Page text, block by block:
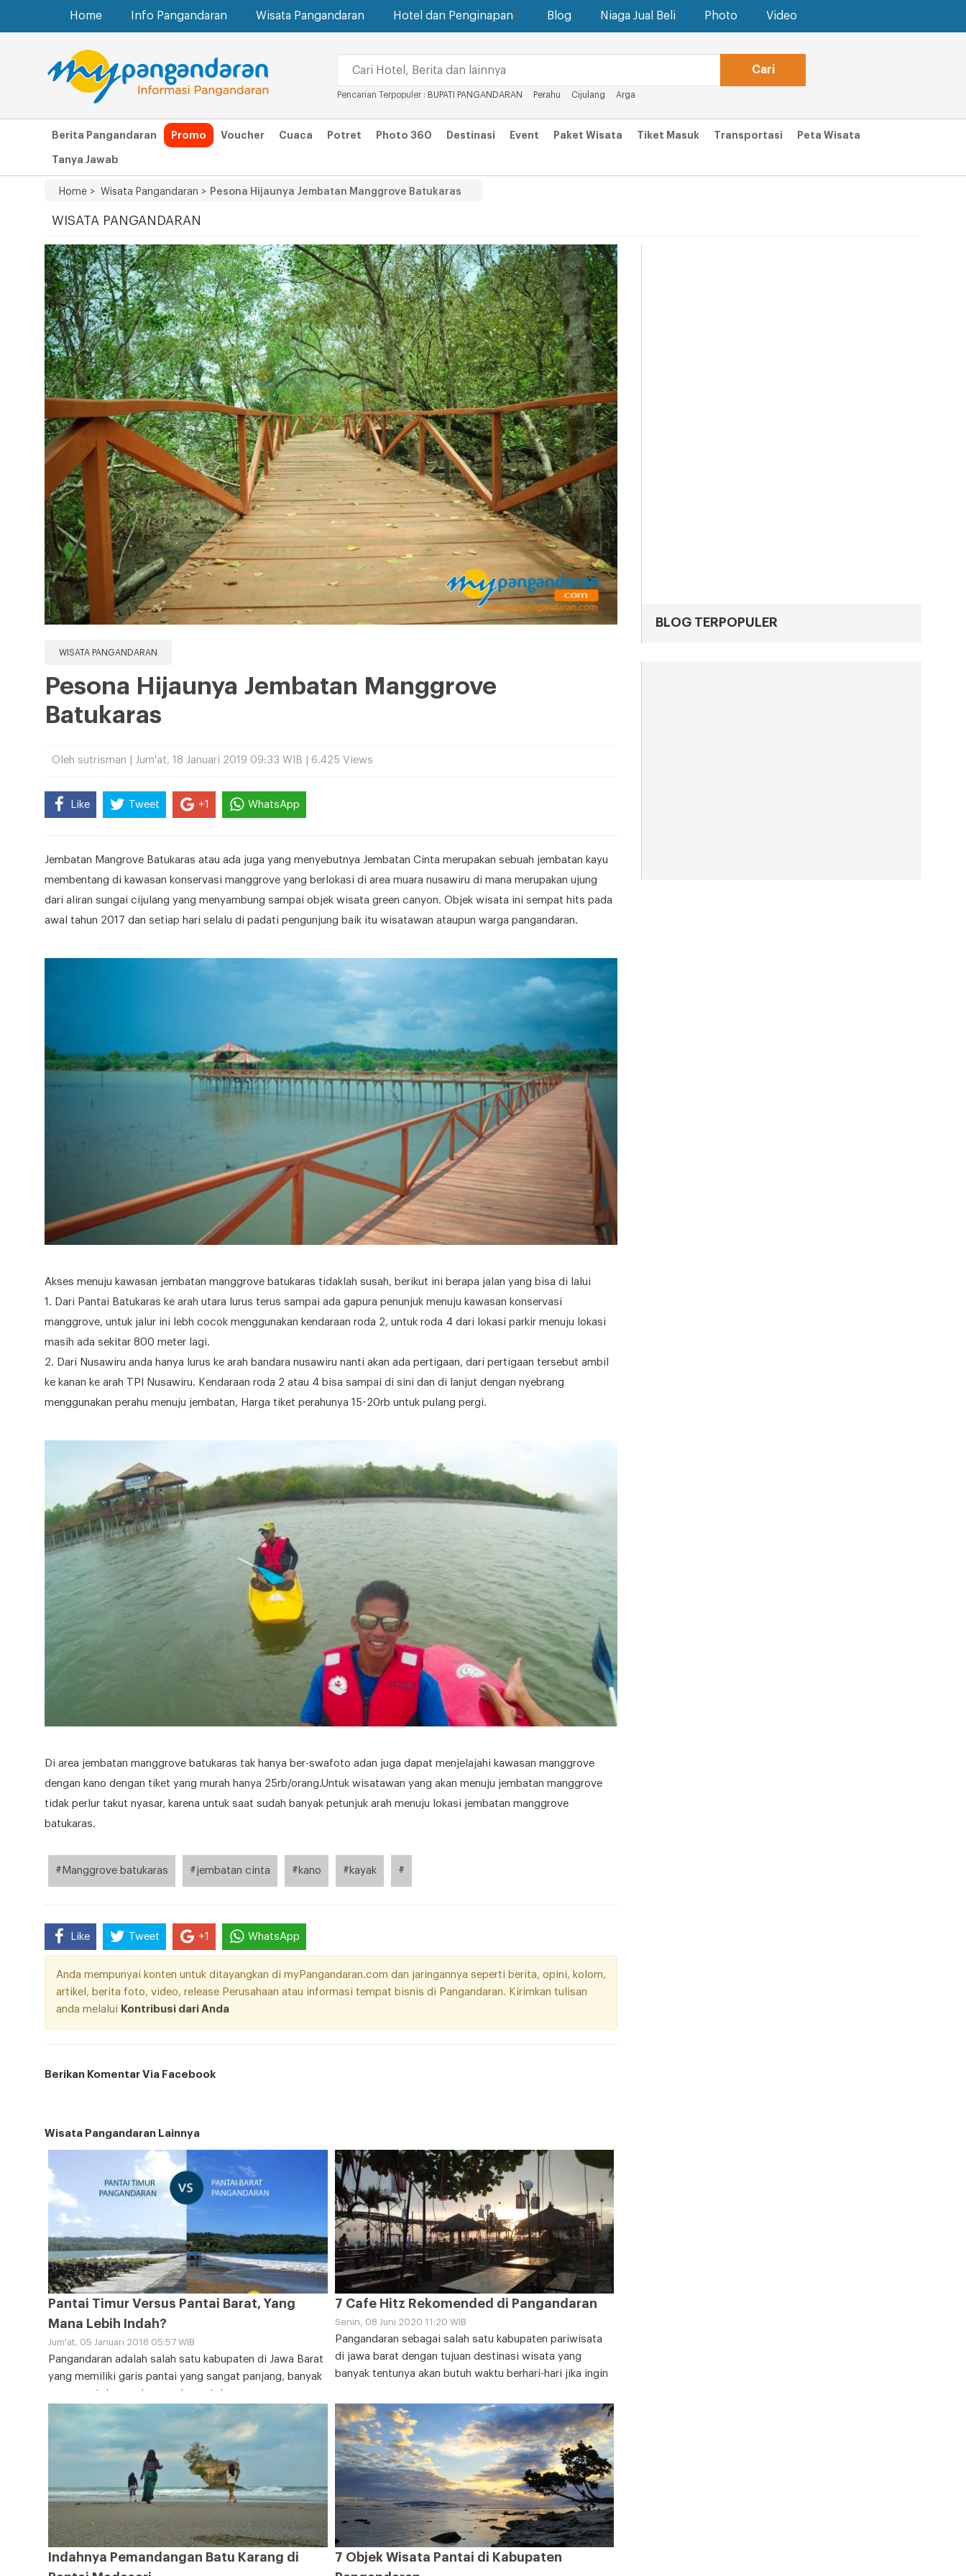
Home Info Pangandaran Wisata Pangandaran Hotel dan Penginapan Blog Niaga Jual Beli Photo Video
Pencarian Terpopuler : BUPATI PANGANDARAN Perahu Cijulang Arga
Berita Pangandaran Promo Voucher Cuaca Potret Photo 360 Destinasi Event Paket Wisata Tiket Masuk Transportasi Peta Wisata
Tanya Jawab
Home > Wisata Pangandaran > Pesona Hijaunya Jembatan Manggrove Batukaras
WISATA PANGANDARAN
WISATA PANGANDARAN
Pesona Hijaunya Jembatan Manggrove
Batukaras
Oleh sutrisman | Jum'at, 18 Januari 2019 09:33 WIB | 6.425 Views
Like Tweet +1 WhatsApp
Jembatan Mangrove Batukaras atau ada juga yang menyebutnya Jembatan Cinta merupakan sebuah jembatan kayu
membentang di kawasan konservasi manggrove yang berlokasi di area muara nusawiru di mana merupakan ujung
dari aliran sungai cijulang yang menyambung sampai objek wisata green canyon. Objek wisata ini sempat hits pada
awal tahun 2017 dan setiap hari selalu di padati pengunjung baik itu wisatawan ataupun warga pangandaran.
Akses menuju kawasan jembatan manggrove batukaras tidaklah susah, berikut ini berapa jalan yang bisa di lalui
1. Dari Pantai Batukaras ke arah utara lurus terus sampai ada gapura penunjuk menuju kawasan konservasi
manggrove, untuk jalur ini lebh cocok menggunakan kendaraan roda 2, untuk roda 4 dari lokasi parkir menuju lokasi
masih ada sekitar 800 meter lagi.
2. Dari Nusawiru anda hanya lurus ke arah bandara nusawiru nanti akan ada pertigaan, dari pertigaan tersebut ambil
ke kanan ke arah TPI Nusawiru. Kendaraan roda 2 atau 4 bisa sampai di sini dan di lanjut dengan nyebrang
menggunakan perahu menuju jembatan, Harga tiket perahunya 15-20rb untuk pulang pergi.
Di area jembatan manggrove batukaras tak hanya ber-swafoto adan juga dapat menjelajahi kawasan manggrove
dengan kano dengan tiket yang murah hanya 25rb/orang.Untuk wisatawan yang akan menuju jembatan manggrove
tidak perlur takut nyasar, karena untuk saat sudah banyak petunjuk arah menuju lokasi jembatan manggrove
batukaras.
#Manggrove batukaras #jembatan cinta #kano #kayak #
Like Tweet +1 WhatsApp
Anda mempunyai konten untuk ditayangkan di myPangandaran.com dan jaringannya seperti berita, opini, kolom,
artikel, berita foto, video, release Perusahaan atau informasi tempat bisnis di Pangandaran. Kirimkan tulisan
anda melalui Kontribusi dari Anda
Berikan Komentar Via Facebook
Wisata Pangandaran Lainnya
Pantai Timur Versus Pantai Barat, Yang
Mana Lebih Indah?
Jum'at, 05 Januari 2018 05:57 WIB
Pangandaran adalah salah satu kabupaten di Jawa Barat
yang memiliki garis pantai yang sangat panjang, banyak
nama pantai sepanjang garis pantai yang
7 Cafe Hitz Rekomended di Pangandaran
Senin, 08 Juni 2020 11:20 WIB
Pangandaran sebagai salah satu kabupaten pariwisata
di jawa barat dengan tujuan destinasi wisata yang
banyak tentunya akan butuh waktu berhari-hari jika ingin
Indahnya Pemandangan Batu Karang di
7 Objek Wisata Pantai di Kabupaten
BLOG TERPOPULER